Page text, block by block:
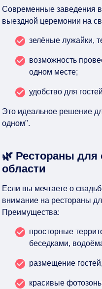
Современные заведения
выездной церемонии на
зелёные лужайки,
возможность
одном месте;
удобство для
Это идеальное решение
одном".
🌿 Рестораны
области
Если вы мечтаете о
внимание на рестораны
Преимущества:
просторные
беседками,
размещение
красивые